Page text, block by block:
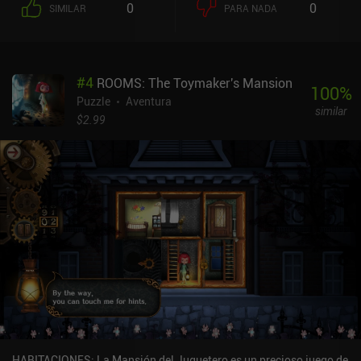
Además de movernos, podemos hacer sonar un silbato para
etiqueta u obra de arte para pintar en la pared. Con una interfaz
accesible, no muy diferente a MS Paint, depende totalmente de
nosotros si queremos dibujar una forma sencilla o algo muy
nos permite personalizar nuestra experiencia.El estilo artístico del
juego es adecuado pero no extraordinario, y es especialmente
decepcionante que cada ciudad parezca prácticamente idéntica.
Por ejemplo, París 1969 es prácticamente indistinguible de Berlín
1984, lo que parece una oportunidad perdida de animar las cosas.
Del mismo modo, los nuevos enemigos y mecánicas de juego se
introducen a un ritmo mucho más lento que en Hitman GO, lo que
hace que el juego parezca más repetitivo.Vandals es un juego
premium sin anuncios ni iAPs que cuesta 5,49 $ en Android y 3,99
$ en iOS. Sin duda es un juego entretenido, y aunque no tiene la
variedad suficiente para ser adictivo, sigue siendo desafiante y
divertido.
SIMILAR 0 PARA NADA 0
#4 ROOMS: The Toymaker's Mansion
Puzzle
Aventura
$2.99
100%
similar